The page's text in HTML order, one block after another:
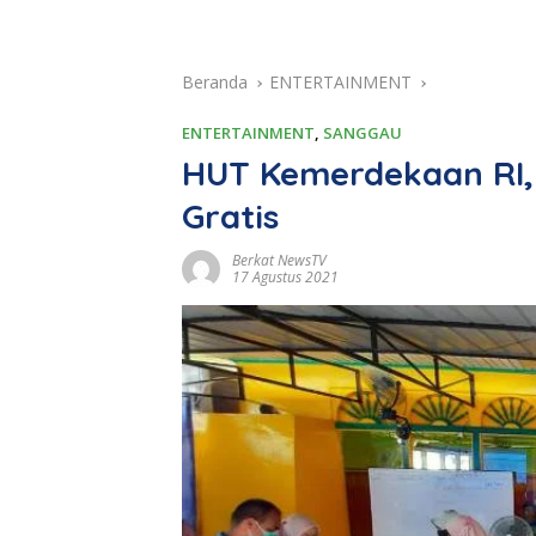
Beranda ENTERTAINMENT
ENTERTAINMENT, SANGGAU
HUT Kemerdekaan
Gratis
Berkat NewsTV
17 Agustus 2021